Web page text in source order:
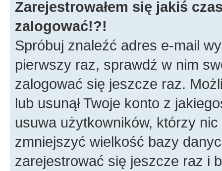
Zarejestrowałem się jakiś
zalogować!?!
Spróbuj znaleźć adres e-mail
pierwszy raz, sprawdź w nim
zalogować się jeszcze raz.
lub usunął Twoje konto z
usuwa użytkowników, którzy
zmniejszyć wielkość bazy
zarejestrować się jeszcze raz i